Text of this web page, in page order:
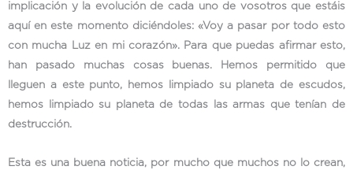
implicación y la evolución de cada uno de vosotros que estáis
aquí en este momento diciéndoles: «Voy a pasar por todo esto
con mucha Luz en mi corazón». Para que puedas afirmar esto,
han pasado muchas cosas buenas. Hemos permitido que
lleguen a este punto, hemos limpiado su planeta de escudos,
hemos limpiado su planeta de todas las armas que tenían de
destrucción.
Esta es una buena noticia, por mucho que muchos no lo crean,